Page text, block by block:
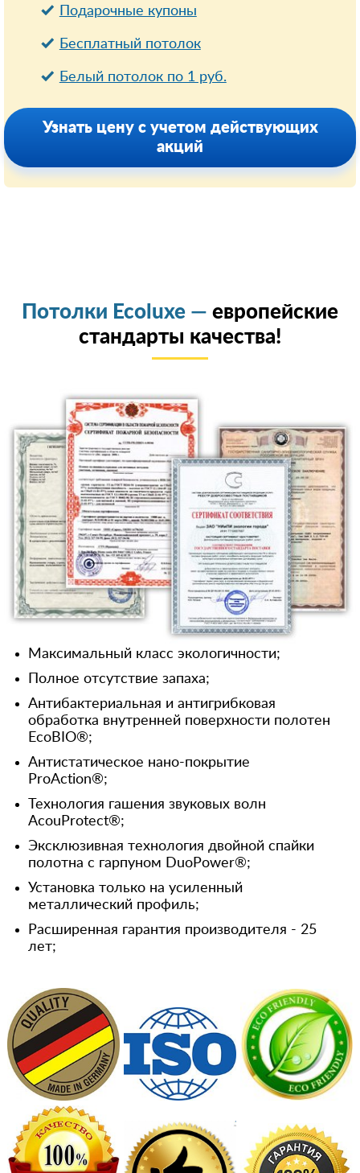
Подарочные купоны
Бесплатный потолок
Белый потолок по 1 руб.
Узнать цену с учетом действующих
акций
Потолки Ecoluxe — европейские
стандарты качества!
Максимальный класс экологичности;
Полное отсутствие запаха;
Антибактериальная и антигрибковая
обработка внутренней поверхности полотен
EcoBIO®;
Антистатическое нано-покрытие
ProAction®;
Технология гашения звуковых волн
AcouProtect®;
Эксклюзивная технология двойной спайки
полотна с гарпуном DuoPower®;
Установка только на усиленный
металлический профиль;
Расширенная гарантия производителя - 25
лет;